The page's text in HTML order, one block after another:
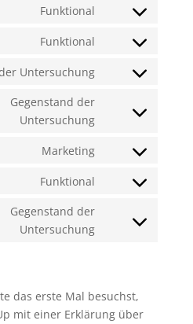
woocommerce
Funktional
Consent
complianz
Funktional
Consent
Untersuchung
Consent
service
Gegenstand der
Untersuchung
Consent
service
optimize
Marketing
Consent
Funktional
Consent
service
Gegenstand der
Untersuchung
Consent
das erste Mal besuchst,
mit einer Erklärung über